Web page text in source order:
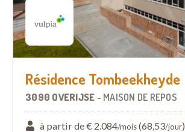
Résidence Tombeekheyde
3090 OVERIJSE - MAISON DE REPOS
à partir de € 2.084/mois(68,53/jour)